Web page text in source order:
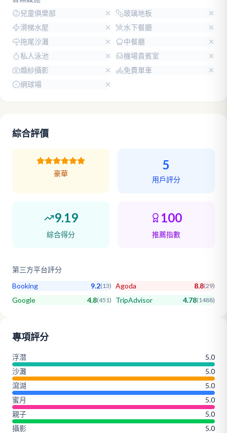
兒童俱樂部
玻璃地板
滑梯水屋
水下餐廳
拖尾沙灘
中餐廳
私人泳池
機場貴賓室
婚紗攝影
免費單車
網球場
綜合評價
豪華
5
用戶評分
9.19
綜合得分
100
推薦指數
第三方平台評分
Booking 9.2(13) Agoda 8.8(29)
Google 4.8(451) TripAdvisor 4.78(1488)
專項評分
浮潛
5.0
沙灘
5.0
瀉湖
5.0
蜜月
5.0
親子
5.0
攝影
5.0